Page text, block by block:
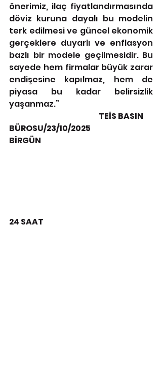
önerimiz, ilaç fiyatlandırmasında
döviz kuruna dayalı bu modelin
terk edilmesi ve güncel ekonomik
gerçeklere duyarlı ve enflasyon
bazlı bir modele geçilmesidir. Bu
sayede hem firmalar büyük zarar
endişesine kapılmaz, hem de
piyasa bu kadar belirsizlik
yaşanmaz.”
TEİS BASIN
BÜROSU/23/10/2025
BİRGÜN
24 SAAT